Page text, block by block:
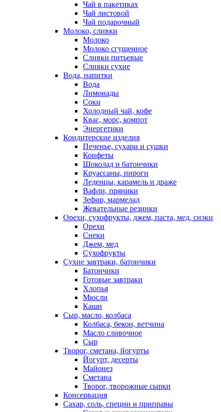
Чай в пакетиках
Чай листовой
Чай подарочный
Молоко, сливки
Молоко
Молоко сгущенное
Сливки питьевые
Сливки сухие
Вода, напитки
Вода
Лимонады
Соки
Холодный чай, кофе
Квас, морс, компот
Энергетики
Кондитерские изделия
Печенье, сухари и сушки
Конфеты
Шоколад и батончики
Круассаны, пироги
Леденцы, карамель и драже
Вафли, пряники
Зефир, мармелад
Жевательные резинки
Орехи, сухофрукты, джем, паста, мед, снэки
Орехи
Снеки
Джем, мед
Сухофрукты
Сухие завтраки, батончики
Батончики
Готовые завтраки
Хлопья
Мюсли
Каши
Сыр, масло, колбаса
Колбаса, бекон, ветчина
Масло сливочное
Сыр
Творог, сметана, йогурты
Йогурт, десерты
Майонез
Сметана
Творог, творожные сырки
Консервация
Сахар, соль, специи и приправы